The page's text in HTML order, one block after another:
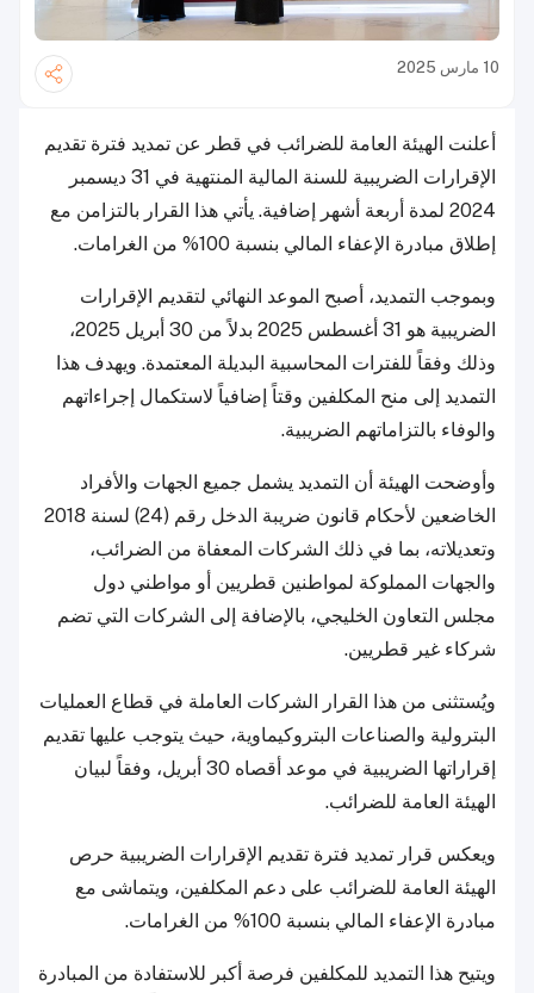
10 مارس 2025
أعلنت الهيئة العامة للضرائب في قطر عن تمديد فترة تقديم
الإقرارات الضريبية للسنة المالية المنتهية في 31 ديسمبر
2024 لمدة أربعة أشهر إضافية. يأتي هذا القرار بالتزامن مع
إطلاق مبادرة الإعفاء المالي بنسبة 100% من الغرامات.
وبموجب التمديد، أصبح الموعد النهائي لتقديم الإقرارات
الضريبية هو 31 أغسطس 2025 بدلاً من 30 أبريل 2025،
وذلك وفقاً للفترات المحاسبية البديلة المعتمدة. ويهدف هذا
التمديد إلى منح المكلفين وقتاً إضافياً لاستكمال إجراءاتهم
والوفاء بالتزاماتهم الضريبية.
وأوضحت الهيئة أن التمديد يشمل جميع الجهات والأفراد
الخاضعين لأحكام قانون ضريبة الدخل رقم (24) لسنة 2018
وتعديلاته، بما في ذلك الشركات المعفاة من الضرائب،
والجهات المملوكة لمواطنين قطريين أو مواطني دول
مجلس التعاون الخليجي، بالإضافة إلى الشركات التي تضم
شركاء غير قطريين.
ويُستثنى من هذا القرار الشركات العاملة في قطاع العمليات
البترولية والصناعات البتروكيماوية، حيث يتوجب عليها تقديم
إقراراتها الضريبية في موعد أقصاه 30 أبريل، وفقاً لبيان
الهيئة العامة للضرائب.
ويعكس قرار تمديد فترة تقديم الإقرارات الضريبية حرص
الهيئة العامة للضرائب على دعم المكلفين، ويتماشى مع
مبادرة الإعفاء المالي بنسبة 100% من الغرامات.
ويتيح هذا التمديد للمكلفين فرصة أكبر للاستفادة من المبادرة